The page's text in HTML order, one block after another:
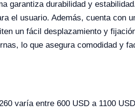
garantiza durabilidad y
el usuario. Además, cuenta con
un fácil desplazamiento y
lo que asegura comodidad y
varía entre 600 USD a 1100